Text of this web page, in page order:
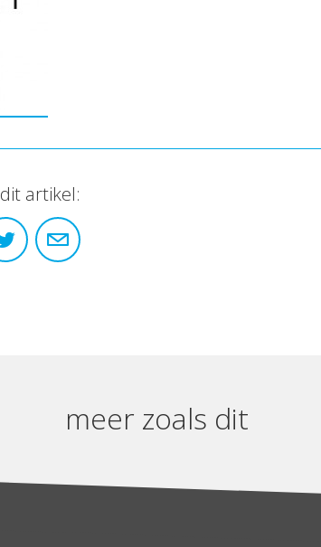
artikel:
meer zoals dit